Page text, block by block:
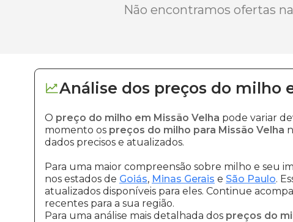
Não encontramos ofertas
Análise dos preços do milho
O preço do milho em Missão Velha pode variar
momento os preços do milho para Missão Velha
dados precisos e atualizados.
Para uma maior compreensão sobre milho e seu
nos estados de Goiás, Minas Gerais e São Paulo.
atualizados disponíveis para eles. Continue
recentes para a sua região.
Para uma análise mais detalhada dos preços do